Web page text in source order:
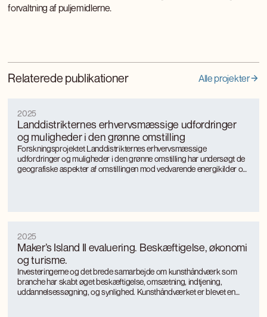
forvaltning af puljemidlerne.
Relaterede publikationer Alle projekter
Landdistrikternes erhvervsmæssige udfordringer
og muligheder i den grønne omstilling
2025
Forskningsprojektet Landdistrikternes erhvervsmæssige
udfordringer og muligheder i den grønne omstilling har undersøgt de
geografiske aspekter af omstillingen mod vedvarende energikilder og
Maker’s Island II evaluering. Beskæftigelse, økonomi
og turisme.
2025
Investeringerne og det brede samarbejde om kunsthåndværk som
branche har skabt øget beskæftigelse, omsætning, indtjening,
uddannelsessøgning, og synlighed. Kunsthåndværket er blevet en